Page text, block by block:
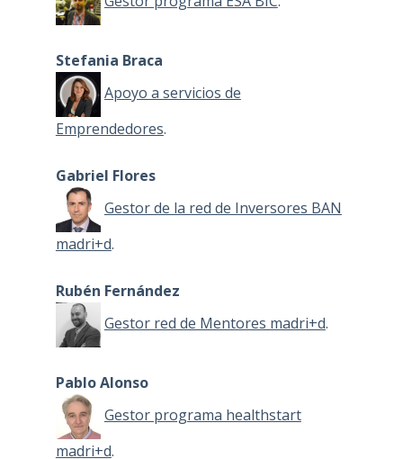
Stefania Braca
Apoyo a servicios de
Emprendedores.
Gabriel Flores
Gestor de la red de Inversores BAN
madri+d.
Rubén Fernández
Gestor red de Mentores madri+d.
Pablo Alonso
Gestor programa healthstart
madri+d.